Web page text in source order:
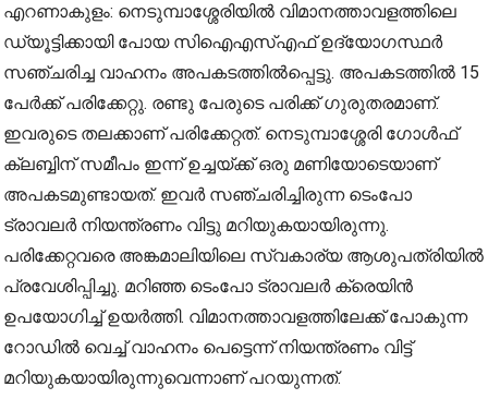
എറണാകുളം: നെടുമ്പാശ്ശേരിയിൽ വിമാനത്താവളത്തിലെ
ഡ്യൂട്ടിക്കായി പോയ സിഐഎസ്എഫ് ഉദ്യോഗസ്ഥർ
സഞ്ചരിച്ച വാഹനം അപകടത്തിൽപ്പെട്ടു. അപകടത്തിൽ 15
പേര്‍ക്ക് പരിക്കേറ്റു. രണ്ടു പേരുടെ പരിക്ക് ഗുരുതരമാണ്.
ഇവരുടെ തലക്കാണ് പരിക്കേറ്റത്. നെടുമ്പാശ്ശേരി ഗോള്‍ഫ്
ക്ലബ്ബിന് സമീപം ഇന്ന് ഉച്ചയ്ക്ക് ഒരു മണിയോടെയാണ്
അപകടമുണ്ടായത്. ഇവർ സഞ്ചരിച്ചിരുന്ന ടെംപോ
ട്രാവലർ നിയന്ത്രണം വിട്ടു മറിയുകയായിരുന്നു.
പരിക്കേറ്റവരെ അങ്കമാലിയിലെ സ്വകാര്യ ആശുപത്രിയിൽ
പ്രവേശിപ്പിച്ചു. മറിഞ്ഞ ടെംപോ ട്രാവലര്‍ ക്രെയിൻ
ഉപയോഗിച്ച് ഉയര്‍ത്തി. വിമാനത്താവളത്തിലേക്ക് പോകുന്ന
റോഡിൽ വെച്ച് വാഹനം പെട്ടെന്ന് നിയന്ത്രണം വിട്ട്
മറിയുകയായിരുന്നുവെന്നാണ് പറയുന്നത്.